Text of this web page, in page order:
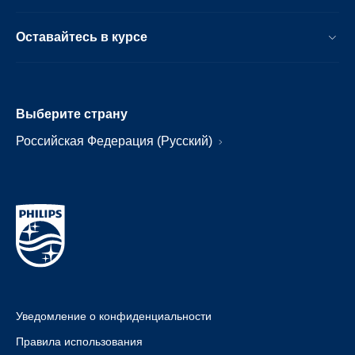
Оставайтесь в курсе
Выберите страну
Российская Федерация (Русский)
Уведомление о конфиденциальности
Правила использования